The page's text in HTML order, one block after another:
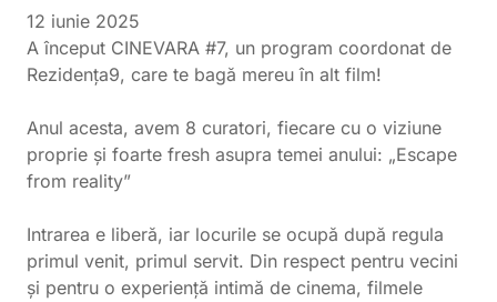
12 iunie 2025
A început CINEVARA #7, un program coordonat de
Rezidența9, care te bagă mereu în alt film!
Anul acesta, avem 8 curatori, fiecare cu o viziune
proprie și foarte fresh asupra temei anului: „Escape
from reality”
Intrarea e liberă, iar locurile se ocupă după regula
primul venit, primul servit. Din respect pentru vecini
și pentru o experiență intimă de cinema, filmele